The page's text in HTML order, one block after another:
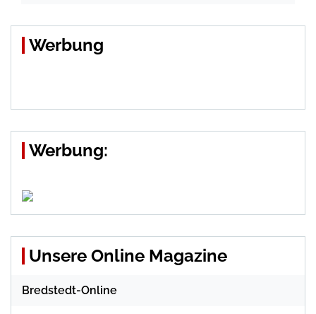
Werbung
Werbung:
Unsere Online Magazine
Bredstedt-Online